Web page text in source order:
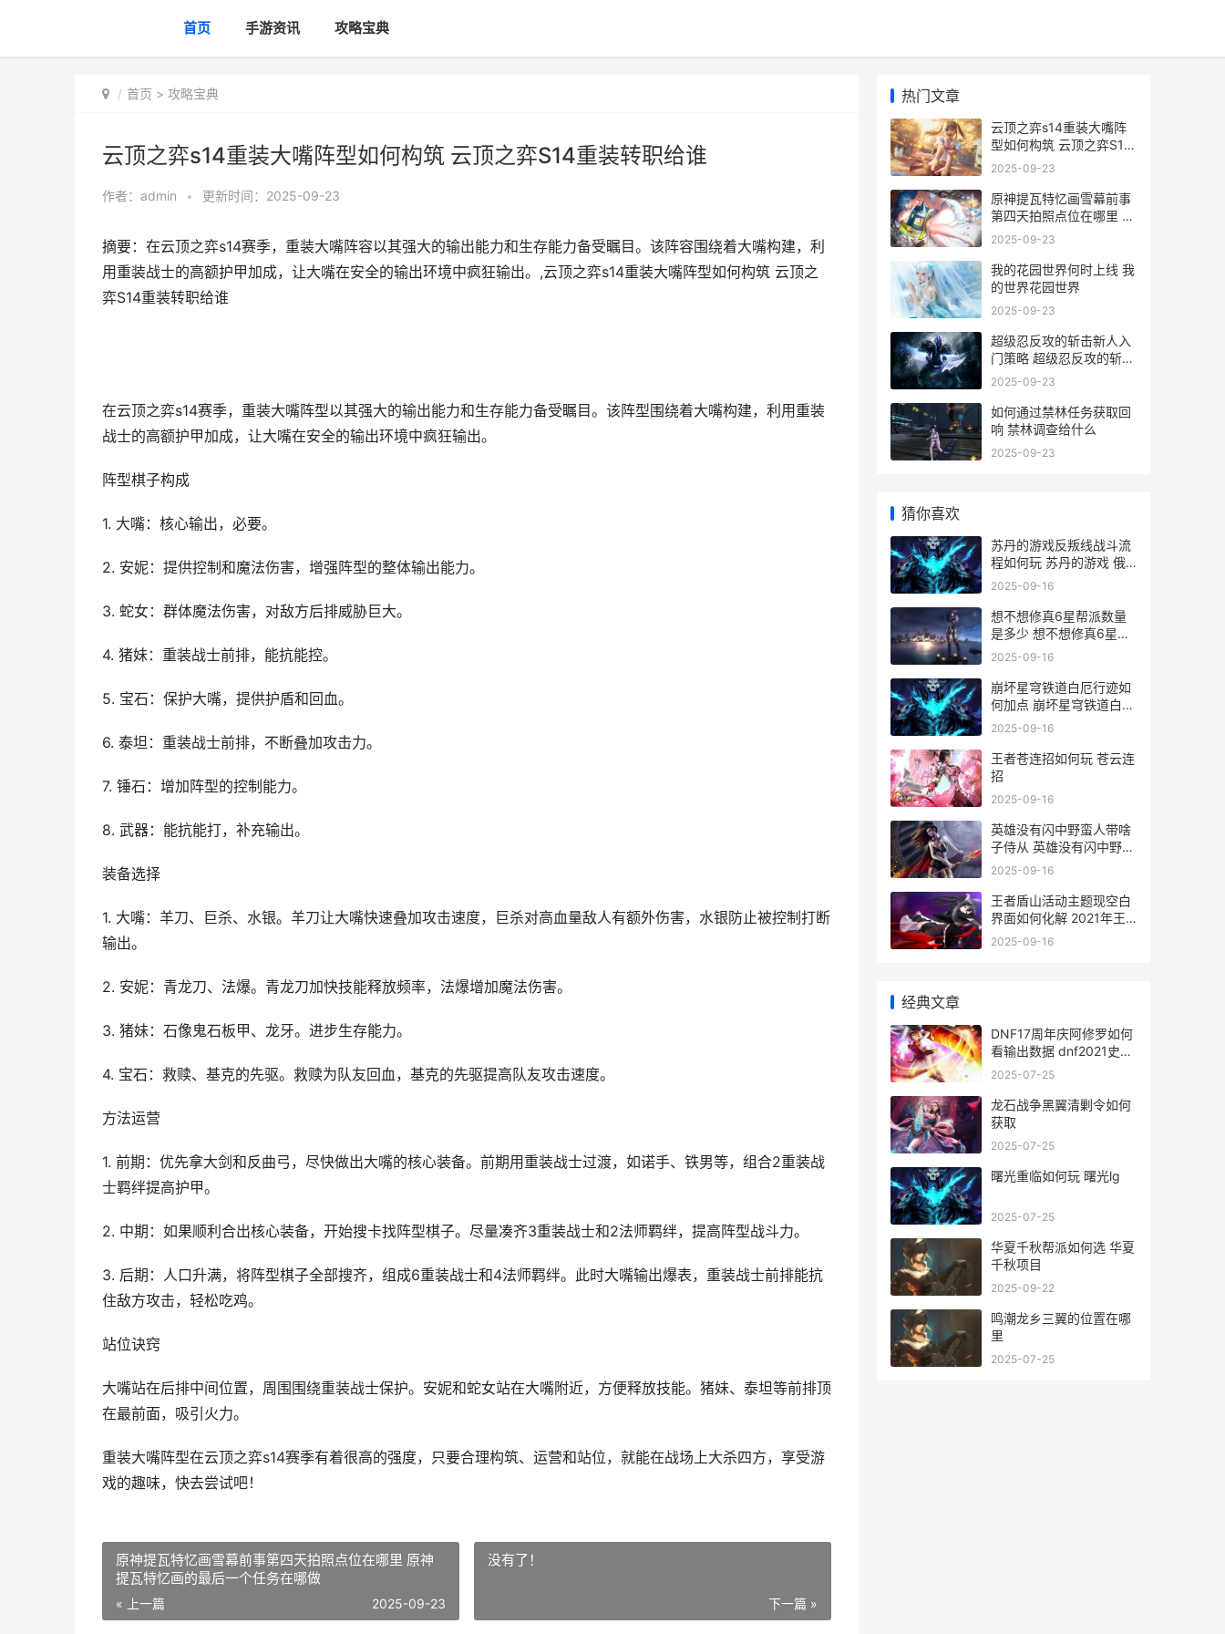
首页 手游资讯 攻略宝典
首页 > 攻略宝典
云顶之弈s14重装大嘴阵型如何构筑 云顶之弈S14重装转职给谁
作者： admin • 更新时间：2025-09-23
摘要：在云顶之弈s14赛季，重装大嘴阵容以其强大的输出能力和生存能力备受瞩目。该阵容围绕着大嘴构建，利
用重装战士的高额护甲加成，让大嘴在安全的输出环境中疯狂输出。,云顶之弈s14重装大嘴阵型如何构筑 云顶之
弈S14重装转职给谁
在云顶之弈s14赛季，重装大嘴阵型以其强大的输出能力和生存能力备受瞩目。该阵型围绕着大嘴构建，利用重装
战士的高额护甲加成，让大嘴在安全的输出环境中疯狂输出。
阵型棋子构成
1. 大嘴：核心输出，必要。
2. 安妮：提供控制和魔法伤害，增强阵型的整体输出能力。
3. 蛇女：群体魔法伤害，对敌方后排威胁巨大。
4. 猪妹：重装战士前排，能抗能控。
5. 宝石：保护大嘴，提供护盾和回血。
6. 泰坦：重装战士前排，不断叠加攻击力。
7. 锤石：增加阵型的控制能力。
8. 武器：能抗能打，补充输出。
装备选择
1. 大嘴：羊刀、巨杀、水银。羊刀让大嘴快速叠加攻击速度，巨杀对高血量敌人有额外伤害，水银防止被控制打断
输出。
2. 安妮：青龙刀、法爆。青龙刀加快技能释放频率，法爆增加魔法伤害。
3. 猪妹：石像鬼石板甲、龙牙。进步生存能力。
4. 宝石：救赎、基克的先驱。救赎为队友回血，基克的先驱提高队友攻击速度。
方法运营
1. 前期：优先拿大剑和反曲弓，尽快做出大嘴的核心装备。前期用重装战士过渡，如诺手、铁男等，组合2重装战
士羁绊提高护甲。
2. 中期：如果顺利合出核心装备，开始搜卡找阵型棋子。尽量凑齐3重装战士和2法师羁绊，提高阵型战斗力。
3. 后期：人口升满，将阵型棋子全部搜齐，组成6重装战士和4法师羁绊。此时大嘴输出爆表，重装战士前排能抗
住敌方攻击，轻松吃鸡。
站位诀窍
大嘴站在后排中间位置，周围围绕重装战士保护。安妮和蛇女站在大嘴附近，方便释放技能。猪妹、泰坦等前排顶
在最前面，吸引火力。
重装大嘴阵型在云顶之弈s14赛季有着很高的强度，只要合理构筑、运营和站位，就能在战场上大杀四方，享受游
戏的趣味，快去尝试吧！
原神提瓦特忆画雪幕前事第四天拍照点位在哪里 原神
提瓦特忆画的最后一个任务在哪做
« 上一篇 2025-09-23
没有了！
下一篇 »
热门文章
云顶之弈s14重装大嘴阵
型如何构筑 云顶之弈S14
重装转职给谁
2025-09-23
原神提瓦特忆画雪幕前事
第四天拍照点位在哪里 原
神提瓦特忆画的最后一个
2025-09-23
我的花园世界何时上线 我
的世界花园世界
2025-09-23
超级忍反攻的斩击新人入
门策略 超级忍反攻的斩击
崩刃落
2025-09-23
如何通过禁林任务获取回
响 禁林调查给什么
2025-09-23
猜你喜欢
苏丹的游戏反叛线战斗流
程如何玩 苏丹的游戏 俄
语
2025-09-16
想不想修真6星帮派数量
是多少 想不想修真6星技
能取舍
2025-09-16
崩坏星穹铁道白厄行迹如
何加点 崩坏星穹铁道白厄
英文名
2025-09-16
王者苍连招如何玩 苍云连
招
2025-09-16
英雄没有闪中野蛮人带啥
子侍从 英雄没有闪中野蛮
人怎么加点
2025-09-16
王者盾山活动主题现空白
界面如何化解 2021年王
者荣耀盾山重做
2025-09-16
经典文章
DNF17周年庆阿修罗如何
看输出数据 dnf2021史诗
改版阿修罗
2025-07-25
龙石战争黑翼清剿令如何
获取
2025-07-25
曙光重临如何玩 曙光lg
2025-07-25
华夏千秋帮派如何选 华夏
千秋项目
2025-09-22
鸣潮龙乡三翼的位置在哪
里
2025-07-25